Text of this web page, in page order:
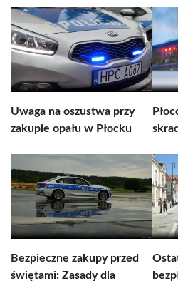
Uwaga na oszustwa przy
zakupie opału w Płocku
Bezpieczne zakupy przed
świętami: Zasady dla